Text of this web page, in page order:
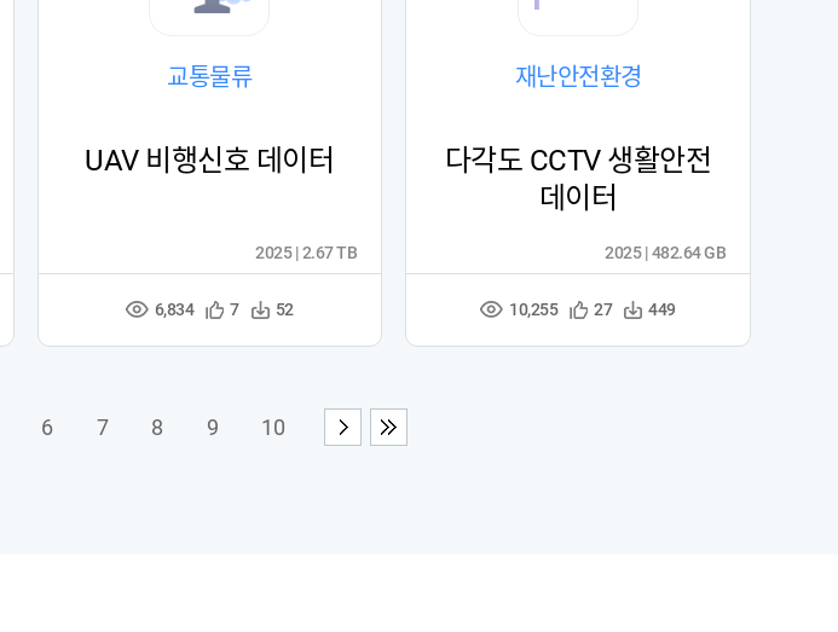
교통물류
UAV 비행신호 데이터
조
수
6,834
관
등
7
다
수
52
2025 | 2.67 TB
재난안전환경
다각도 CCTV 생활안전
데이터
조
수
10,255
관
등
27
다
수
449
2025 | 482.64 GB
6 7 8 9 10 다음 끝